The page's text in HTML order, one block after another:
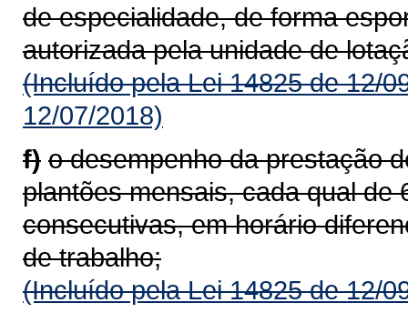
de especialidade, de forma
autorizada pela unidade de
(Incluído pela Lei 14825 de 12/
12/07/2018)
f) o desempenho da prestação
plantões mensais, cada qual de
consecutivas, em horário
de trabalho;
(Incluído pela Lei 14825 de 12/